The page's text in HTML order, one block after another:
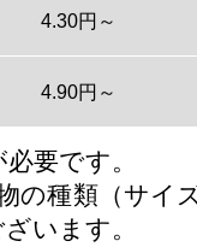
4.30円～
4.90円～
要です。
の種類（サイ
います。